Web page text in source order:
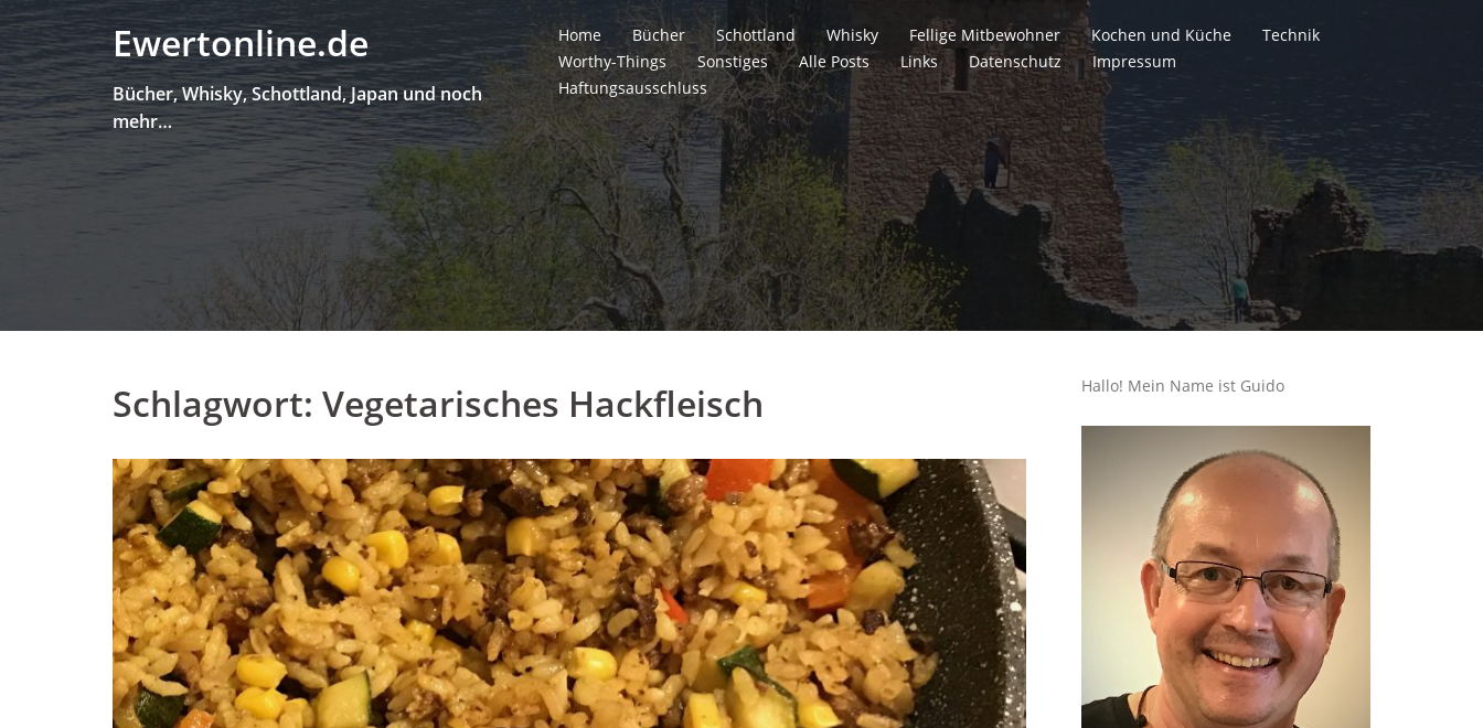
Skip
content
Ewertonline.de
Bücher, Whisky, Schottland, Japan und noch
mehr…
Home Bücher Schottland Whisky Fellige Mitbewohner Kochen und Küche
Technik
Worthy-Things
Sonstiges Alle Posts Links Datenschutz
Impressum
Haftungsausschluss
Schlagwort: Vegetarisches Hackfleisch Hallo! Mein Name ist Guido